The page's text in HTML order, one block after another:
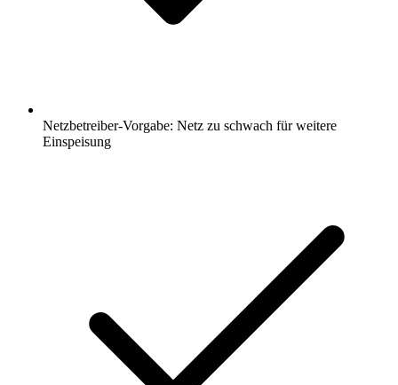
Netzbetreiber-Vorgabe: Netz zu schwach für weitere
Einspeisung